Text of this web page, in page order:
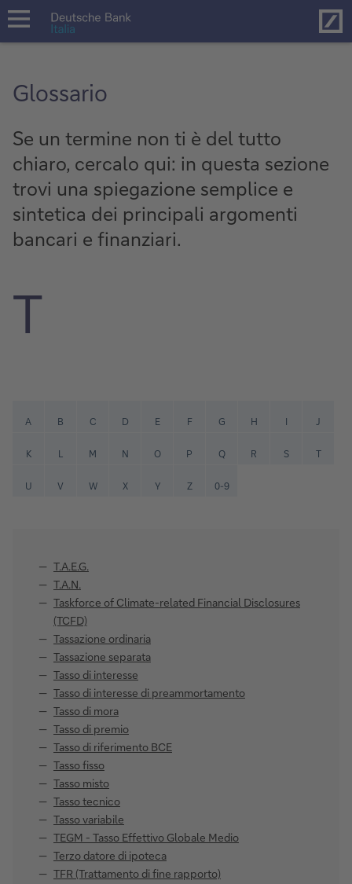
open
Glossario
Se un termine non ti è del tutto
chiaro, cercalo qui: in questa sezione
trovi una spiegazione semplice e
sintetica dei principali argomenti
bancari e finanziari.
T
A B C D E F G H I J
K L M N O P Q R S T
U V W X Y Z 0-9
T.A.E.G.
T.A.N.
Taskforce of Climate-related Financial Disclosures
(TCFD)
Tassazione ordinaria
Tassazione separata
Tasso di interesse
Tasso di interesse di preammortamento
Tasso di mora
Tasso di premio
Tasso di riferimento BCE
Tasso fisso
Tasso misto
Tasso tecnico
Tasso variabile
TEGM - Tasso Effettivo Globale Medio
Terzo datore di ipoteca
TFR (Trattamento di fine rapporto)